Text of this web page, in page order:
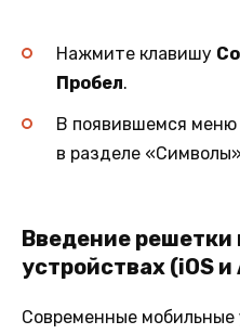
Нажмите клавишу
Пробел.
В появившемся
в разделе
Введение решетки
устройствах (iOS
Современные мобильные